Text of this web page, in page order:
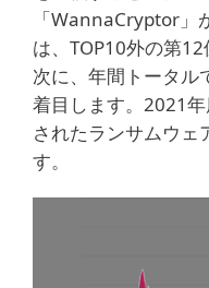
「WannaCryptor」
は、TOP10外の第12
次に、年間トータル
着目します。2021
されたランサムウェ
す。